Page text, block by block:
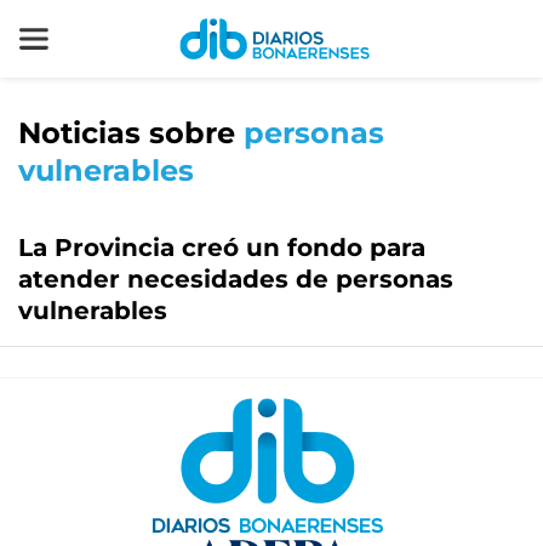
Noticias sobre personas
vulnerables
La Provincia creó un fondo para
atender necesidades de personas
vulnerables